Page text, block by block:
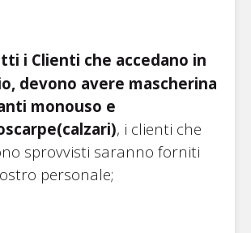
i Clienti che accedano in
devono avere mascherina
monouso e
, i clienti che
sprovvisti saranno forniti
personale;